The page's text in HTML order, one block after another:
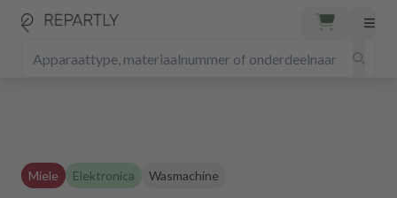
Miele Elektronica Wasmachine